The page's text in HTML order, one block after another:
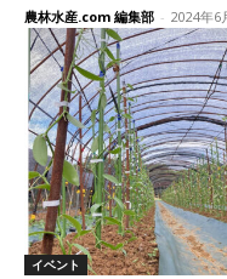
農林水産.com 編集部 - 2024年6
イベント